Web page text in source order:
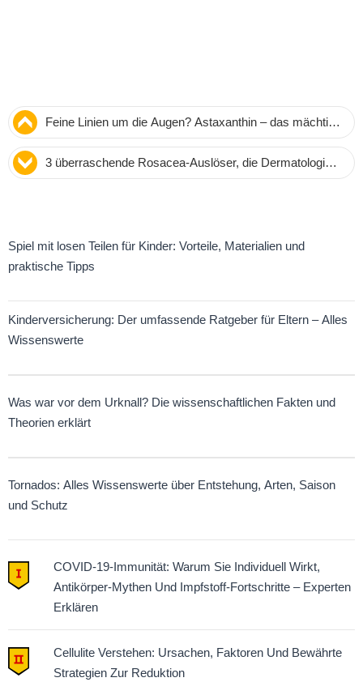
Feine Linien um die Augen? Astaxanthin – das mächtige
Antioxidans gegen Hautalterung
3 überraschende Rosacea-Auslöser, die Dermatologin
Dr. Estee Williams enthüllt
Spiel mit losen Teilen für Kinder: Vorteile, Materialien und
praktische Tipps
Kinderversicherung: Der umfassende Ratgeber für Eltern – Alles
Wissenswerte
Was war vor dem Urknall? Die wissenschaftlichen Fakten und
Theorien erklärt
Tornados: Alles Wissenswerte über Entstehung, Arten, Saison
und Schutz
COVID-19-Immunität: Warum Sie Individuell Wirkt,
Antikörper-Mythen Und Impfstoff-Fortschritte – Experten
Erklären
Cellulite Verstehen: Ursachen, Faktoren Und Bewährte
Strategien Zur Reduktion